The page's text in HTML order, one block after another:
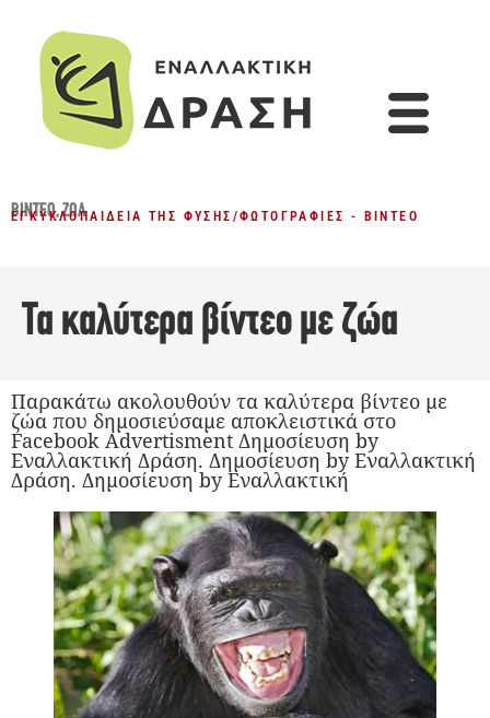
ΒΊΝΤΕΟ,ΖΏΑ
ΕΓΚΥΚΛΟΠΑΊΔΕΙΑ ΤΗΣ ΦΎΣΗΣ /ΦΩΤΟΓΡΑΦΊΕΣ - ΒΊΝΤΕΟ
Τα καλύτερα βίντεο με ζώα
Παρακάτω ακολουθούν τα καλύτερα βίντεο με
ζώα που δημοσιεύσαμε αποκλειστικά στο
Facebook Advertisment Δημοσίευση by
Εναλλακτική Δράση. Δημοσίευση by Εναλλακτική
Δράση. Δημοσίευση by Εναλλακτική